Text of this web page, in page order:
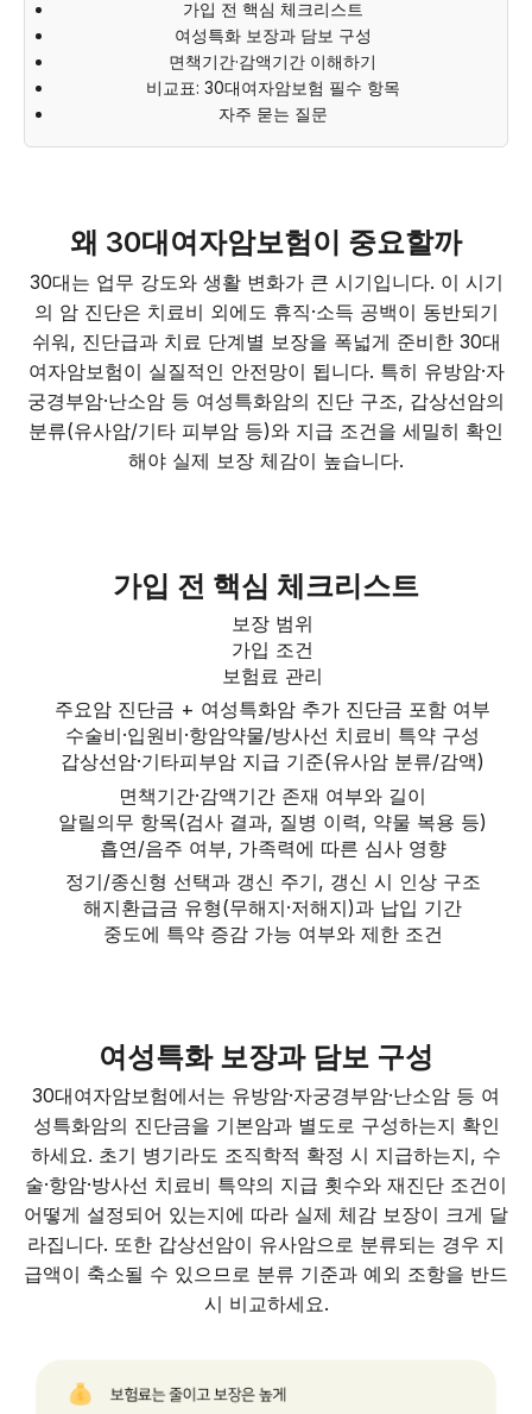
가입 전 핵심 체크리스트
여성특화 보장과 담보 구성
면책기간·감액기간 이해하기
비교표: 30대여자암보험 필수 항목
자주 묻는 질문
왜 30대여자암보험이 중요할까
30대는 업무 강도와 생활 변화가 큰 시기입니다. 이 시기
의 암 진단은 치료비 외에도 휴직·소득 공백이 동반되기
쉬워, 진단급과 치료 단계별 보장을 폭넓게 준비한 30대
여자암보험이 실질적인 안전망이 됩니다. 특히 유방암·자
궁경부암·난소암 등 여성특화암의 진단 구조, 갑상선암의
분류(유사암/기타 피부암 등)와 지급 조건을 세밀히 확인
해야 실제 보장 체감이 높습니다.
가입 전 핵심 체크리스트
보장 범위
가입 조건
보험료 관리
주요암 진단금 + 여성특화암 추가 진단금 포함 여부
수술비·입원비·항암약물/방사선 치료비 특약 구성
갑상선암·기타피부암 지급 기준(유사암 분류/감액)
면책기간·감액기간 존재 여부와 길이
알릴의무 항목(검사 결과, 질병 이력, 약물 복용 등)
흡연/음주 여부, 가족력에 따른 심사 영향
정기/종신형 선택과 갱신 주기, 갱신 시 인상 구조
해지환급금 유형(무해지·저해지)과 납입 기간
중도에 특약 증감 가능 여부와 제한 조건
여성특화 보장과 담보 구성
30대여자암보험에서는 유방암·자궁경부암·난소암 등 여
성특화암의 진단금을 기본암과 별도로 구성하는지 확인
하세요. 초기 병기라도 조직학적 확정 시 지급하는지, 수
술·항암·방사선 치료비 특약의 지급 횟수와 재진단 조건이
어떻게 설정되어 있는지에 따라 실제 체감 보장이 크게 달
라집니다. 또한 갑상선암이 유사암으로 분류되는 경우 지
급액이 축소될 수 있으므로 분류 기준과 예외 조항을 반드
시 비교하세요.